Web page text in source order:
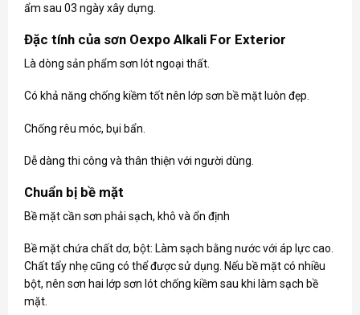
ẩm sau 03 ngày xây dựng.
Đặc tính của sơn Oexpo Alkali For Exterior
Là dòng sản phẩm sơn lót ngoại thất.
Có khả năng chống kiềm tốt nên lớp sơn bề mặt luôn đẹp.
Chống rêu móc, bụi bẩn.
Dễ dàng thi công và thân thiện với người dùng.
Chuẩn bị bề mặt
Bề mặt cần sơn phải sạch, khô và ổn định
Bề mặt chứa chất dơ, bột: Làm sạch bằng nước với áp lực cao.
Chất tẩy nhẹ cũng có thể được sử dụng. Nếu bề mặt có nhiều
bột, nên sơn hai lớp sơn lót chống kiềm sau khi làm sạch bề
mặt.